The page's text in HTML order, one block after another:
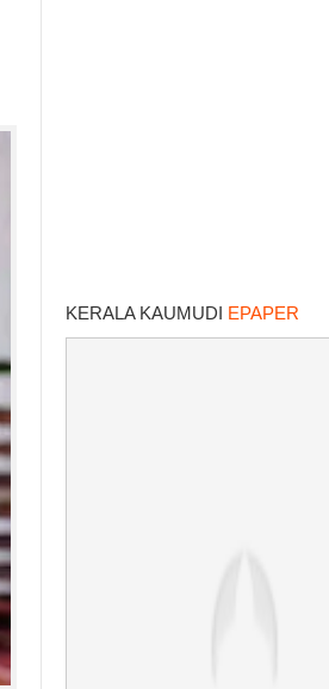
KERALA KAUMUDI EPAPER